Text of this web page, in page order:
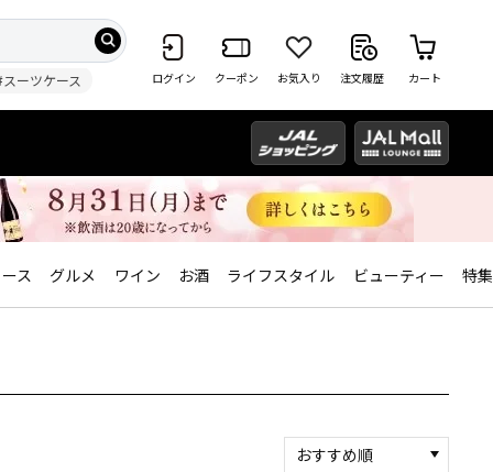
ーツケース ログイン クーポン お気入り 注文履歴 カート
ス グルメ ワイン お酒 ライフスタイル ビューティー 特集
おすすめ順